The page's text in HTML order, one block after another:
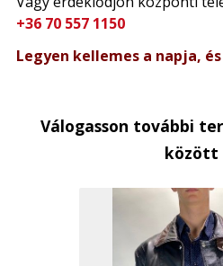
+36 70 557 1150
Legyen kellemes a napja,
Válogasson további
között